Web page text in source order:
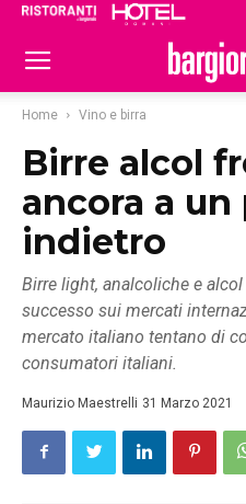
Home Vino e birra
Birre alcol
ancora a un
indietro
Birre light, analcoliche e
successo sui mercati
mercato italiano tentano di
consumatori italiani.
Maurizio Maestrelli 31 Marzo 2021